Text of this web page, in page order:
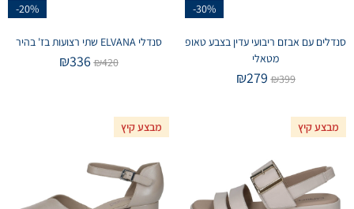
-30%
סנדלים עם אבזם ריבועי עדין בצבע טאופ
מטאלי
₪399
₪279
-20%
סנדלי ELVANA שתי רצועות בז' בהיר
₪420
₪336
מבצע קיץ מבצע קיץ